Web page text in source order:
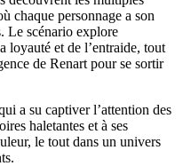
chaque personnage a son
Le scénario explore
loyauté et de l’entraide, tout
de Renart pour se sortir
a su captiver l’attention des
haletantes et à ses
le tout dans un univers